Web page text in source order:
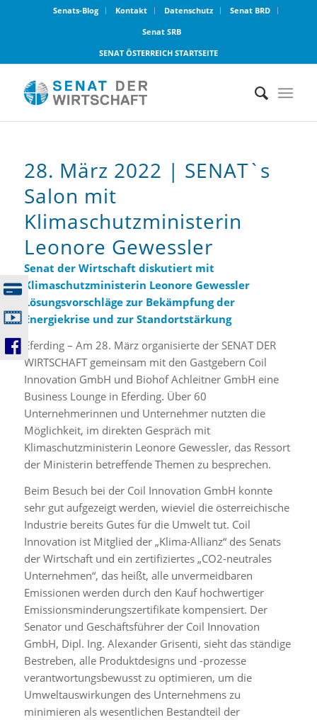
Senats-Blog Kontakt Datenschutz
Senat BRD
Senat SRB
SENAT ÖSTERREICH STARTSEITE
28. März 2022 | SENAT`s
Salon mit
Klimaschutzministerin
Leonore Gewessler
Senat der Wirtschaft diskutiert mit
Klimaschutzministerin Leonore Gewessler
Lösungsvorschläge zur Bekämpfung der
Energiekrise und zur Standortstärkung
Eferding – Am 28. März organisierte der SENAT DER
WIRTSCHAFT gemeinsam mit den Gastgebern Coil
Innovation GmbH und Biohof Achleitner GmbH eine
Business Lounge in Eferding. Über 60
Unternehmerinnen und Unternehmer nutzten die
Möglichkeit, im direkten Gespräch mit
Klimaschutzministerin Leonore Gewessler, das Ressort
der Ministerin betreffende Themen zu besprechen.
Beim Besuch bei der Coil Innovation GmbH konnte
sehr gut aufgezeigt werden, wieviel die österreichische
Industrie bereits Gutes für die Umwelt tut. Coil
Innovation ist Mitglied der „Klima-Allianz“ des Senats
der Wirtschaft und ein zertifiziertes „CO2-neutrales
Unternehmen“, das heißt, alle unvermeidbaren
Emissionen werden durch den Kauf hochwertiger
Emissionsminderungszertifikate kompensiert. Der
Senator und Geschäftsführer der Coil Innovation
GmbH, Dipl. Ing. Alexander Grisenti, sieht das ständige
Bestreben, alle Produktdesigns und -prozesse
verantwortungsbewusst zu optimieren, um die
Umweltauswirkungen des Unternehmens zu
minimieren als wesentlichen Bestandteil der